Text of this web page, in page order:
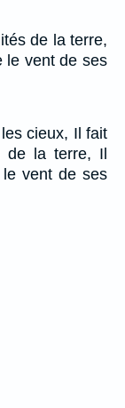
de la terre,
le vent de ses
cieux, Il fait
de la terre, Il
vent de ses